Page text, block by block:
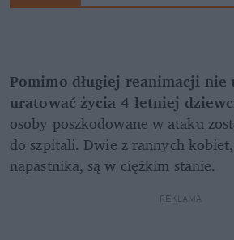
Pomimo długiej reanimacji nie
uratować życia 4-letniej
osoby poszkodowane w ataku
do szpitali. Dwie z rannych
napastnika, są w ciężkim stanie.
REKLAMA